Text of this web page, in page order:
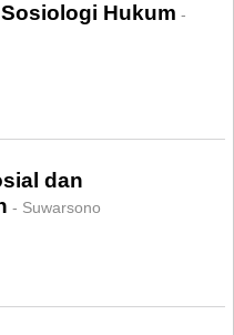
Hukum -
dan
- Suwarsono